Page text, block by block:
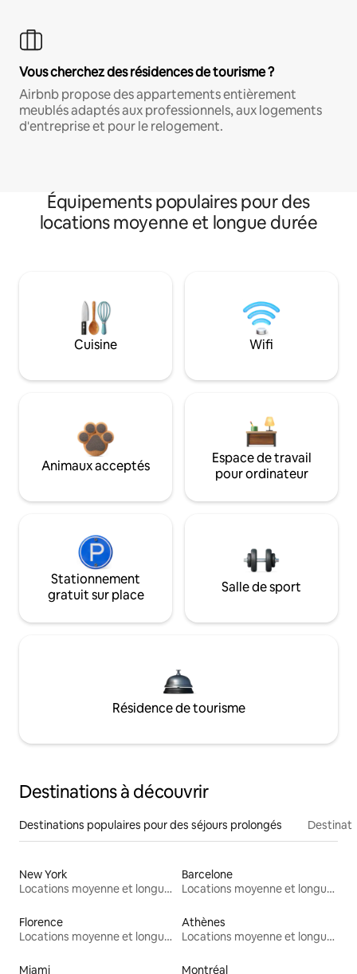
Vous cherchez des résidences de tourisme ?
Airbnb propose des appartements entièrement
meublés adaptés aux professionnels, aux logements
d'entreprise et pour le relogement.
Équipements populaires pour des
locations moyenne et longue durée
Cuisine Wifi
Animaux acceptés
Espace de travail
pour ordinateur
Stationnement
gratuit sur place
Salle de sport
Résidence de tourisme
Destinations à découvrir
Destinations populaires pour des séjours prolongés
New York
Locations moyenne et longue durée
Barcelone
Locations moyenne et longue durée
Florence
Locations moyenne et longue durée
Athènes
Locations moyenne et longue durée
Miami Montréal